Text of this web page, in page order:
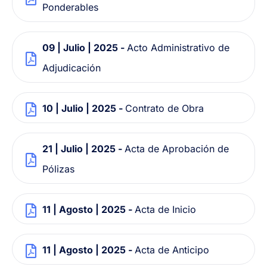
Ponderables
09 | Julio | 2025 - Acto Administrativo de
Adjudicación
10 | Julio | 2025 - Contrato de Obra
21 | Julio | 2025 - Acta de Aprobación de
Pólizas
11 | Agosto | 2025 - Acta de Inicio
11 | Agosto | 2025 - Acta de Anticipo